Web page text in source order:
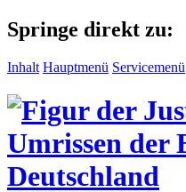
Springe direkt zu:
Inhalt Hauptmenü Servicemenü